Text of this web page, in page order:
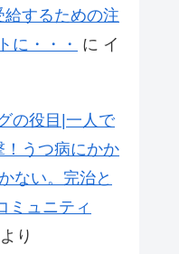
するための注
に・・・
に イ
の役目|一人で
！うつ病にかか
ない。完治と
ミュニティ
り